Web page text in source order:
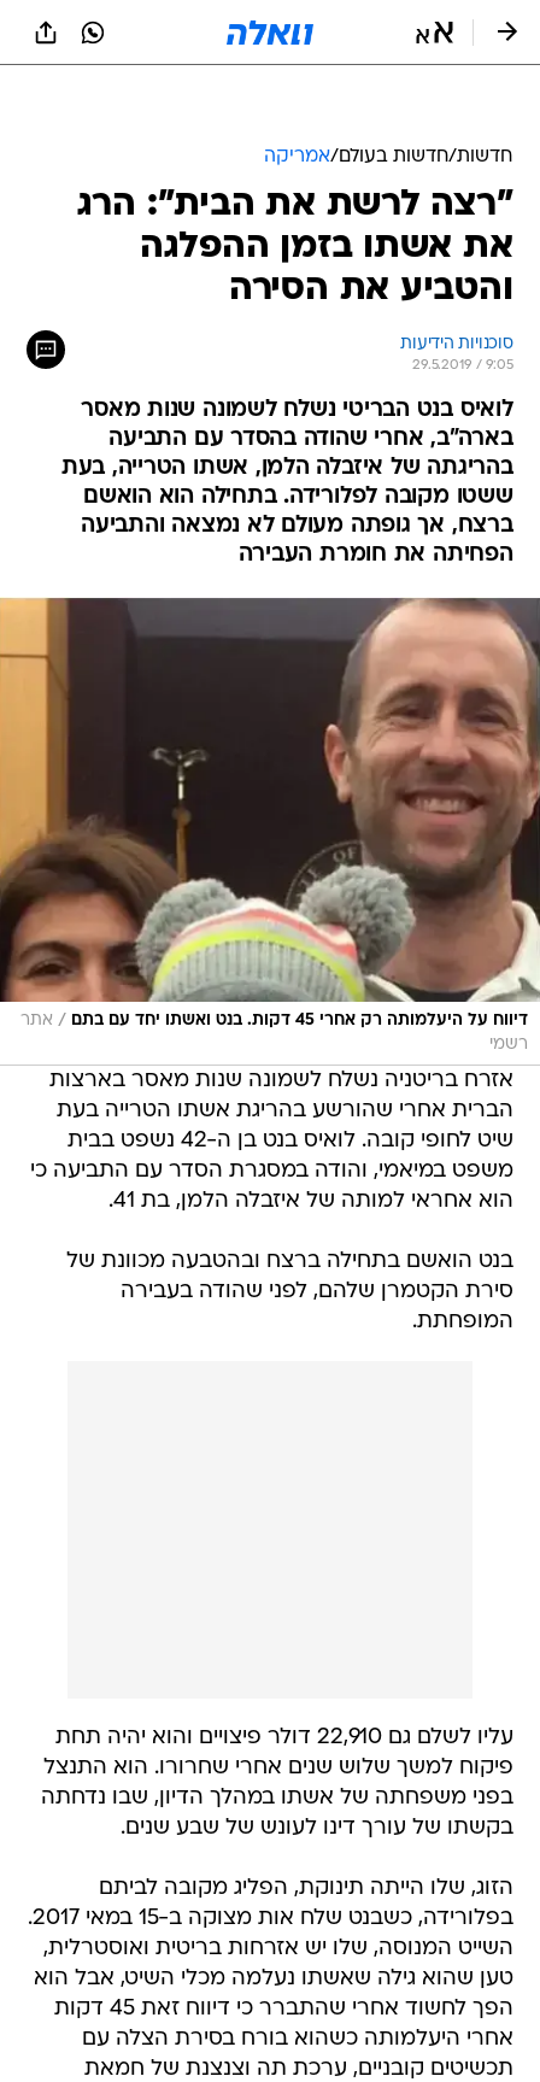
חדשות/חדשות בעולם/אמריקה
"רצה לרשת את הבית": הרג
את אשתו בזמן ההפלגה
והטביע את הסירה
סוכנויות הידיעות
29.5.2019 / 9:05
לואיס בנט הבריטי נשלח לשמונה שנות מאסר
בארה"ב, אחרי שהודה בהסדר עם התביעה
בהריגתה של איזבלה הלמן, אשתו הטרייה, בעת
ששטו מקובה לפלורידה. בתחילה הוא הואשם
ברצח, אך גופתה מעולם לא נמצאה והתביעה
הפחיתה את חומרת העבירה
דיווח על היעלמותה רק אחרי 45 דקות. בנט ואשתו יחד עם בתם / אתר
רשמי
אזרח בריטניה נשלח לשמונה שנות מאסר בארצות
הברית אחרי שהורשע בהריגת אשתו הטרייה בעת
שיט לחופי קובה. לואיס בנט בן ה-42 נשפט בבית
משפט במיאמי, והודה במסגרת הסדר עם התביעה כי
הוא אחראי למותה של איזבלה הלמן, בת 41.
בנט הואשם בתחילה ברצח ובהטבעה מכוונת של
סירת הקטמרן שלהם, לפני שהודה בעבירה
המופחתת.
עליו לשלם גם 22,910 דולר פיצויים והוא יהיה תחת
פיקוח למשך שלוש שנים אחרי שחרורו. הוא התנצל
בפני משפחתה של אשתו במהלך הדיון, שבו נדחתה
בקשתו של עורך דינו לעונש של שבע שנים.
הזוג, שלו הייתה תינוקת, הפליג מקובה לביתם
בפלורידה, כשבנט שלח אות מצוקה ב-15 במאי 2017.
השייט המנוסה, שלו יש אזרחות בריטית ואוסטרלית,
טען שהוא גילה שאשתו נעלמה מכלי השיט, אבל הוא
הפך לחשוד אחרי שהתברר כי דיווח זאת 45 דקות
אחרי היעלמותה כשהוא בורח בסירת הצלה עם
תכשיטים קובניים, ערכת תה וצנצנת של חמאת